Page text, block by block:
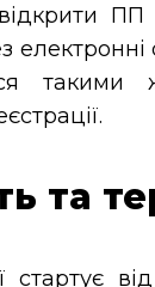
ПП
такими
та
стартує від